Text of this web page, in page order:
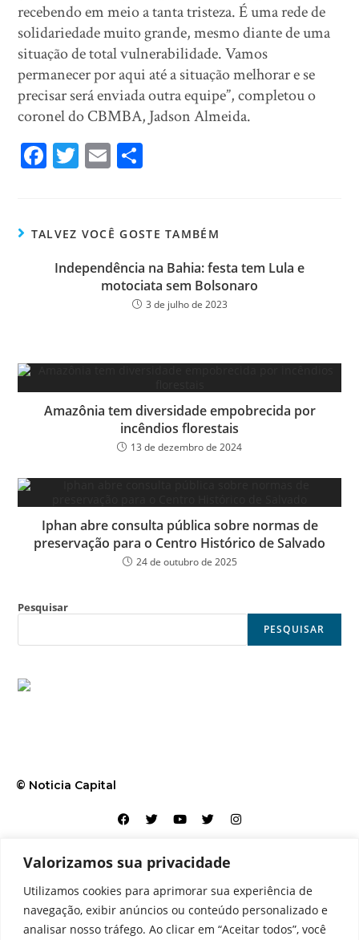
Valorizamos sua privacidade
Utilizamos cookies para aprimorar sua experiência de
navegação, exibir anúncios ou conteúdo personalizado e
analisar nosso tráfego. Ao clicar em “Aceitar todos”, você
recebendo em meio a tanta tristeza. É uma rede de
solidariedade muito grande, mesmo diante de uma
situação de total vulnerabilidade. Vamos
permanecer por aqui até a situação melhorar e se
precisar será enviada outra equipe”, completou o
coronel do CBMBA, Jadson Almeida.
Fa
ok
T
er
E
TALVEZ VOCÊ GOSTE TAMBÉM
Independência na Bahia: festa tem Lula e
motociata sem Bolsonaro
3 de julho de 2023
Amazônia tem diversidade empobrecida por
incêndios florestais
13 de dezembro de 2024
Iphan abre consulta pública sobre normas de
preservação para o Centro Histórico de Salvado
24 de outubro de 2025
Pesquisar
PESQUISAR
© Noticia Capital
Contato Home Aviso legal Configurações de cookies
Equipe Perfil Política de cookies Serviços